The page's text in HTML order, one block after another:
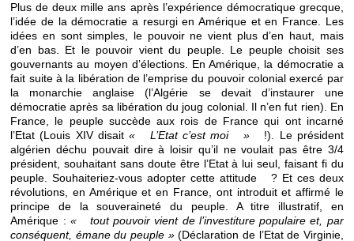
Plus de deux mille ans après l’expérience démocratique grecque,
l’idée de la démocratie a resurgi en Amérique et en France. Les
idées en sont simples, le pouvoir ne vient plus d’en haut, mais
d’en bas. Et le pouvoir vient du peuple. Le peuple choisit ses
gouvernants au moyen d’élections. En Amérique, la démocratie a
fait suite à la libération de l’emprise du pouvoir colonial exercé par
la monarchie anglaise (l’Algérie se devait d’instaurer une
démocratie après sa libération du joug colonial. Il n’en fut rien). En
France, le peuple succède aux rois de France qui ont incarné
l’Etat (Louis XIV disait« L’Etat c’est moi »!). Le président
algérien déchu pouvait dire à loisir qu’il ne voulait pas être 3/4
président, souhaitant sans doute être l’Etat à lui seul, faisant fi du
peuple. Souhaiteriez-vous adopter cette attitude ? Et ces deux
révolutions, en Amérique et en France, ont introduit et affirmé le
principe de la souveraineté du peuple. A titre illustratif, en
Amérique : « tout pouvoir vient de l’investiture populaire et, par
conséquent, émane du peuple »(Déclaration de l’Etat de Virginie,